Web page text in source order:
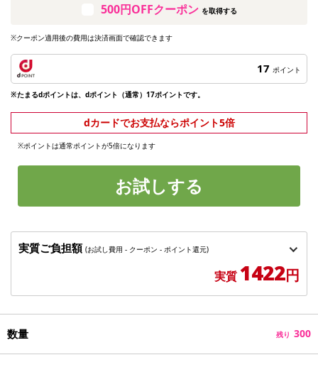
500円OFFクーポン を取得する
※クーポン適用後の費用は決済画面で確認できます
17 ポイント
※たまるdポイントは、dポイント（通常）17ポイントです。
dカードでお支払ならポイント5倍
※ポイントは通常ポイントが5倍になります
お試しする
実質ご負担額 (お試し費用 - クーポン - ポイント還元)
実質 1422円
数量 残り 300